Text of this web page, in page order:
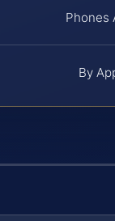
Phones
By